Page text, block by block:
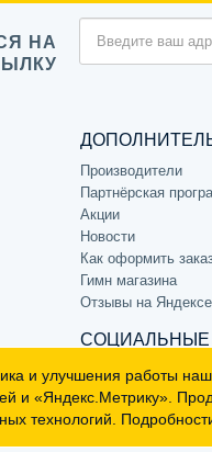
НА
Производители
Партнёрская
Акции
Новости
Как оформить
Гимн магазина
Отзывы на Яндексе
СОЦИАЛЬНЫЕ
характер, не
и улучшения работы наш
и «Яндекс.Метрику».
технологий.